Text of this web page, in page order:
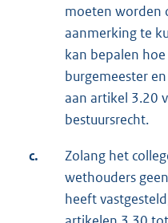
moeten worden
aanmerking te
kan bepalen
burgemeester
aan artikel 3.20
bestuursrecht.
c.
Zolang het
wethouders
heeft